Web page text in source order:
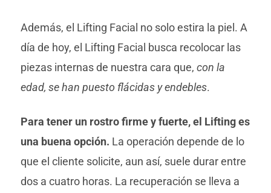
Además, el Lifting Facial no solo estira la piel. A
día de hoy, el Lifting Facial busca recolocar las
piezas internas de nuestra cara que, con la
edad, se han puesto flácidas y endebles.
Para tener un rostro firme y fuerte, el Lifting es
una buena opción. La operación depende de lo
que el cliente solicite, aun así, suele durar entre
dos a cuatro horas. La recuperación se lleva a